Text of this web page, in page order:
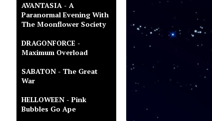
AVANTASIA - A
Paranormal Evening With
The Moonflower Society
DRAGONFORCE -
Maximum Overload
SABATON - The Great
War
HELLOWEEN - Pink
Bubbles Go Ape